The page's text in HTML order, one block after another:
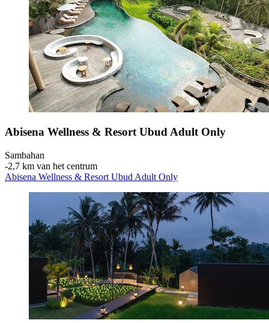
Abisena Wellness & Resort Ubud Adult Only
Sambahan
‐2,7 km van het centrum
Abisena Wellness & Resort Ubud Adult Only